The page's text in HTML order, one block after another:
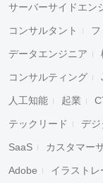
サーバーサイドエン
コンサルタント
データエンジニア
コンサルティング
人工知能 起業
テックリード デジ
SaaS カスタマー
Adobe イラストレ